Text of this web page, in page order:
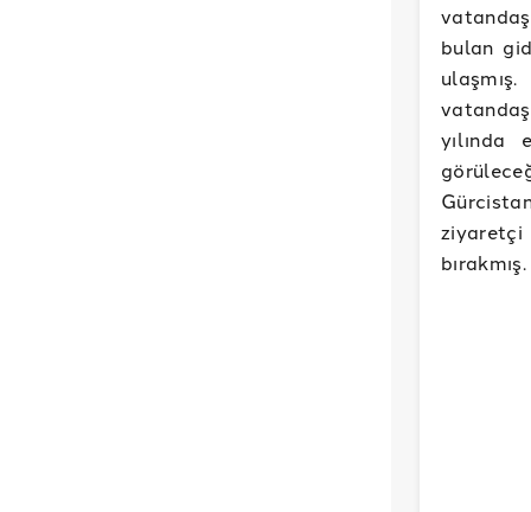
bulan
ziyaretçi
bırakmış.